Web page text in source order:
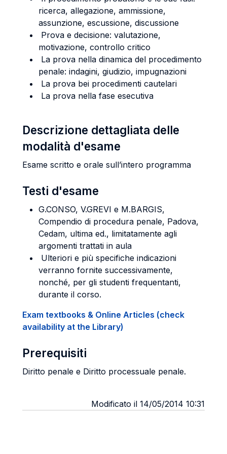
ricerca, allegazione, ammissione,
assunzione, escussione, discussione
Prova e decisione: valutazione,
motivazione, controllo critico
La prova nella dinamica del procedimento
penale: indagini, giudizio, impugnazioni
La prova bei procedimenti cautelari
La prova nella fase esecutiva
Descrizione dettagliata delle
modalità d'esame
Esame scritto e orale sull’intero programma
Testi d'esame
G.CONSO, V.GREVI e M.BARGIS,
Compendio di procedura penale, Padova,
Cedam, ultima ed., limitatamente agli
argomenti trattati in aula
Ulteriori e più specifiche indicazioni
verranno fornite successivamente,
nonché, per gli studenti frequentanti,
durante il corso.
Exam textbooks & Online Articles (check
availability at the Library)
Prerequisiti
Diritto penale e Diritto processuale penale.
Modificato il 14/05/2014 10:31